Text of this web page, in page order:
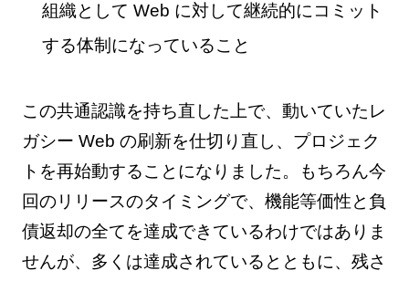
組織として Web に対して継続的にコミット
する体制になっていること
この共通認識を持ち直した上で、動いていたレ
ガシー Web の刷新を仕切り直し、プロジェク
トを再始動することになりました。もちろん今
回のリリースのタイミングで、機能等価性と負
債返却の全てを達成できているわけではありま
せんが、多くは達成されているとともに、残さ